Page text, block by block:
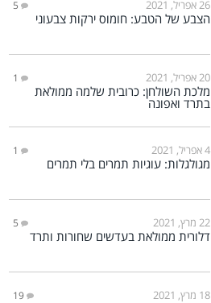
26 אפריל, 2021 5
הצבע של הטבע: חומוס ירקות צבעוני
20 אפריל, 2021 1
מלכת השולחן: כרובית שלמה ממולאת
בתרד ואפונה
4 אפריל, 2021 1
מגולגלות: עוגיות תמרים בלי תמרים
22 מרץ, 2021 5
דלורית ממולאת בעדשים שחורות ותרד
18 מרץ, 2021 19